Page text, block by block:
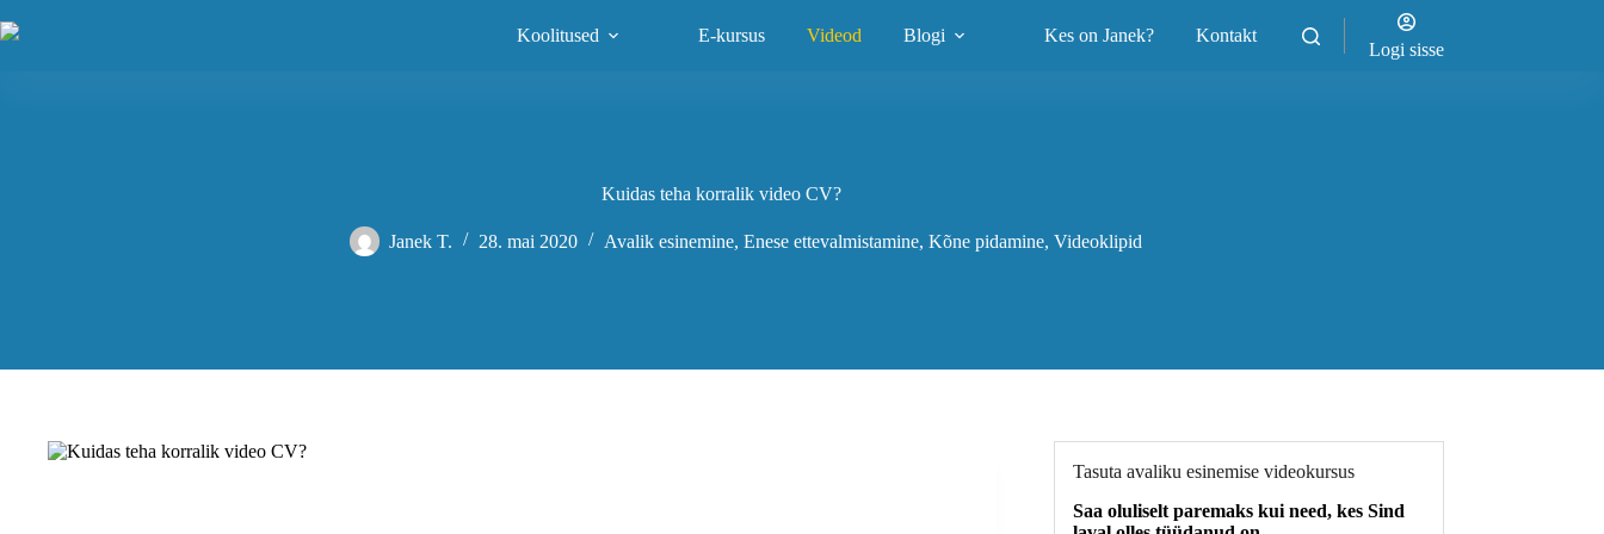
to
Koolitused E-kursus Videod Blogi Kes on Janek? Kontakt
Logi sisse
Kuidas teha korralik video CV?
Janek T. 28. mai 2020 Avalik esinemine, Enese ettevalmistamine, Kõne pidamine, Videoklipid
Tasuta avaliku esinemise videokursus
Saa oluliselt paremaks kui need, kes Sind